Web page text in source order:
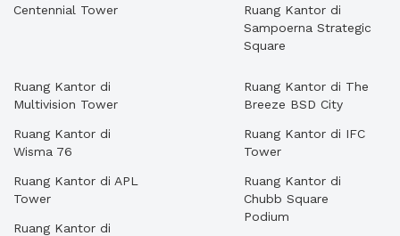
Centennial Tower
Ruang Kantor di
Sampoerna Strategic
Square
Ruang Kantor di
Multivision Tower
Ruang Kantor di
Wisma 76
Ruang Kantor di APL
Tower
Ruang Kantor di
Ruang Kantor di The
Breeze BSD City
Ruang Kantor di IFC
Tower
Ruang Kantor di
Chubb Square
Podium